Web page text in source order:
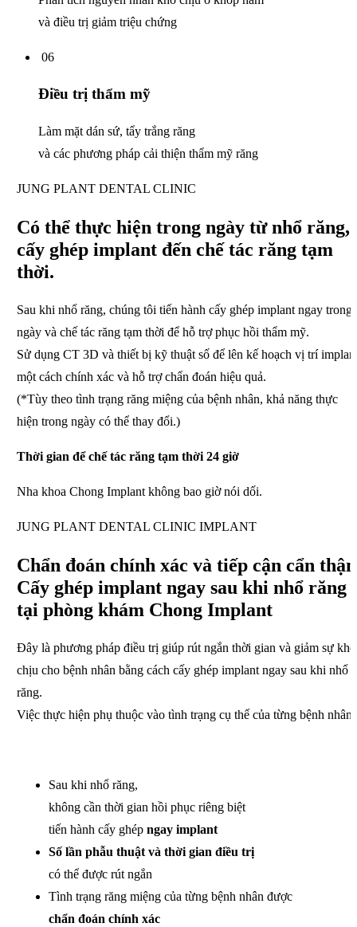
và điều trị giảm triệu chứng
06
Điều trị thẩm mỹ
Làm mặt dán sứ, tẩy trắng răng
và các phương pháp cải thiện thẩm mỹ răng
JUNG PLANT DENTAL CLINIC
Có thể thực hiện trong ngàytừ nhổ răng,
cấy ghép implantđến chế tác răng tạm
thời.
Sau khi nhổ răng, chúng tôi tiến hành cấy ghép implant ngay trong
ngàyvà chế tác răng tạm thời để hỗ trợ phục hồi thẩm mỹ.
Sử dụng CT 3D và thiết bị kỹ thuật số để lên kế hoạch vị trí
một cách chính xác và hỗ trợ chẩn đoán hiệu quả.
(*Tùy theo tình trạng răng miệng của bệnh nhân, khả năng thực
hiện trong ngày có thể thay đổi.)
Thời gian để chế tácrăng tạm thời 24giờ
Nha khoa Chong Implant không bao giờ nói dối.
JUNG PLANT DENTAL CLINIC IMPLANT
Chẩn đoán chính xác và tiếp cận cẩn thận
Cấy ghép implantngaysau khi nhổ răng
tại phòng khám Chong Implant
Đây là phương pháp điều trị giúp rút ngắn thời gian và giảm sự khó
chịu cho bệnh nhân bằng cách cấy ghép implant ngay sau khi nhổ
răng.
Việc thực hiện phụ thuộc vàotình trạng cụ thể của từng bệnh nhân.
Sau khi nhổ răng,
không cần thời gian hồi phục riêng biệt
tiến hành cấy ghép ngay implant
Số lần phẫu thuật và thời gian điều trị
có thể được rút ngắn
Tình trạng răng miệngcủa từng bệnh nhân được
chẩn đoán chính xác